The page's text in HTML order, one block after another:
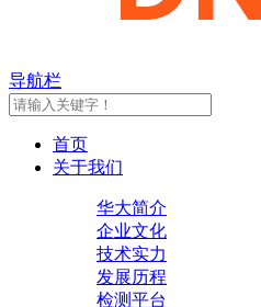
导航栏
首页
关于我们
华大简介
企业文化
技术实力
发展历程
检测平台